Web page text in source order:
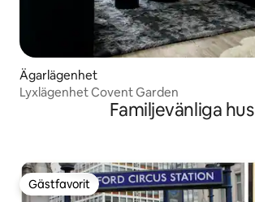
Ägarlägenhet
Lyxlägenhet Covent Garden
Familjevänliga hus
Gästfavorit
Gästfavorit